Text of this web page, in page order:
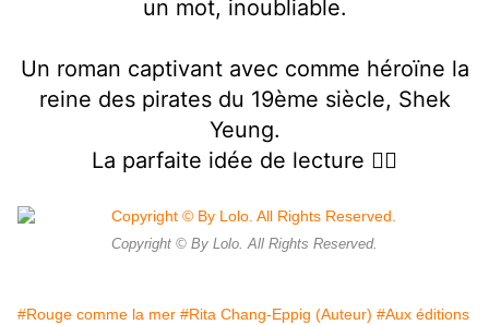
un mot, inoubliable.
Un roman captivant avec comme héroïne la
reine des pirates du 19ème siècle, Shek
Yeung.
La parfaite idée de lecture 👍🏻
Copyright © By Lolo. All Rights Reserved.
#Rouge comme la mer #Rita Chang-Eppig (Auteur) #Aux éditions